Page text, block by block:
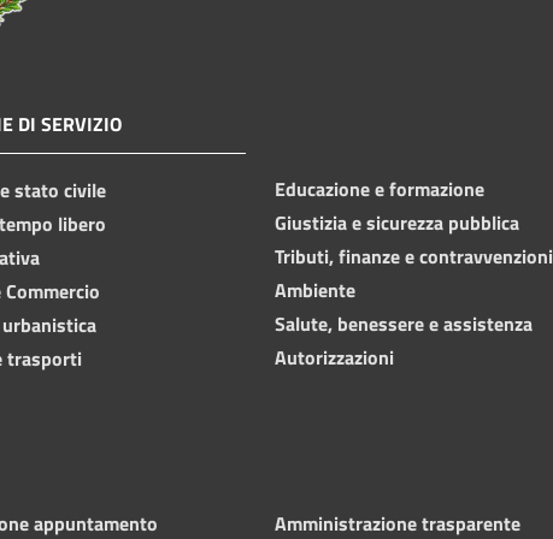
DI SERVIZIO
stato civile
libero
trasporti
Educazione e formazione
Giustizia e sicurezza pubblica
Tributi, finanze e contravvenzioni
Ambiente
Salute, benessere e assistenza
Autorizzazioni
appuntamento Amministrazione trasparente